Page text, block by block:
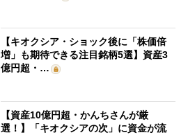
【キオクシア・ショック後に「株価倍
増」も期待できる注目銘柄5選】資産3
億円超・…
【資産10億円超・かんちさんが厳
選！】「キオクシアの次」に資金が流